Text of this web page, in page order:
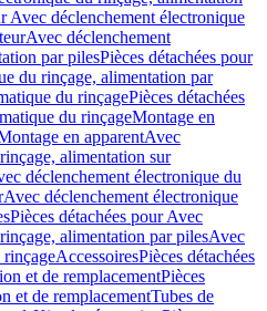
Avec déclenchement électronique
Avec déclenchement
par pilesPièces détachées pour
du rinçage, alimentation par
du rinçagePièces détachées
du rinçageMontage en
en apparentAvec
alimentation sur
déclenchement électronique du
Avec déclenchement électronique
Pièces détachées pour Avec
alimentation par pilesAvec
rinçageAccessoiresPièces détachées
et de remplacementPièces
et de remplacementTubes de